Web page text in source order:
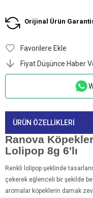
Orijinal Ürün
Favorilere Ekle
Fiyat Düşünce Haber
ÜRÜN ÖZELLIKLERI
Ranova
Lolipop 8g 6'lı
Renkli lolipop şeklinde
çekerek eğlenceli bir şekilde
aromalar köpeklerin damak